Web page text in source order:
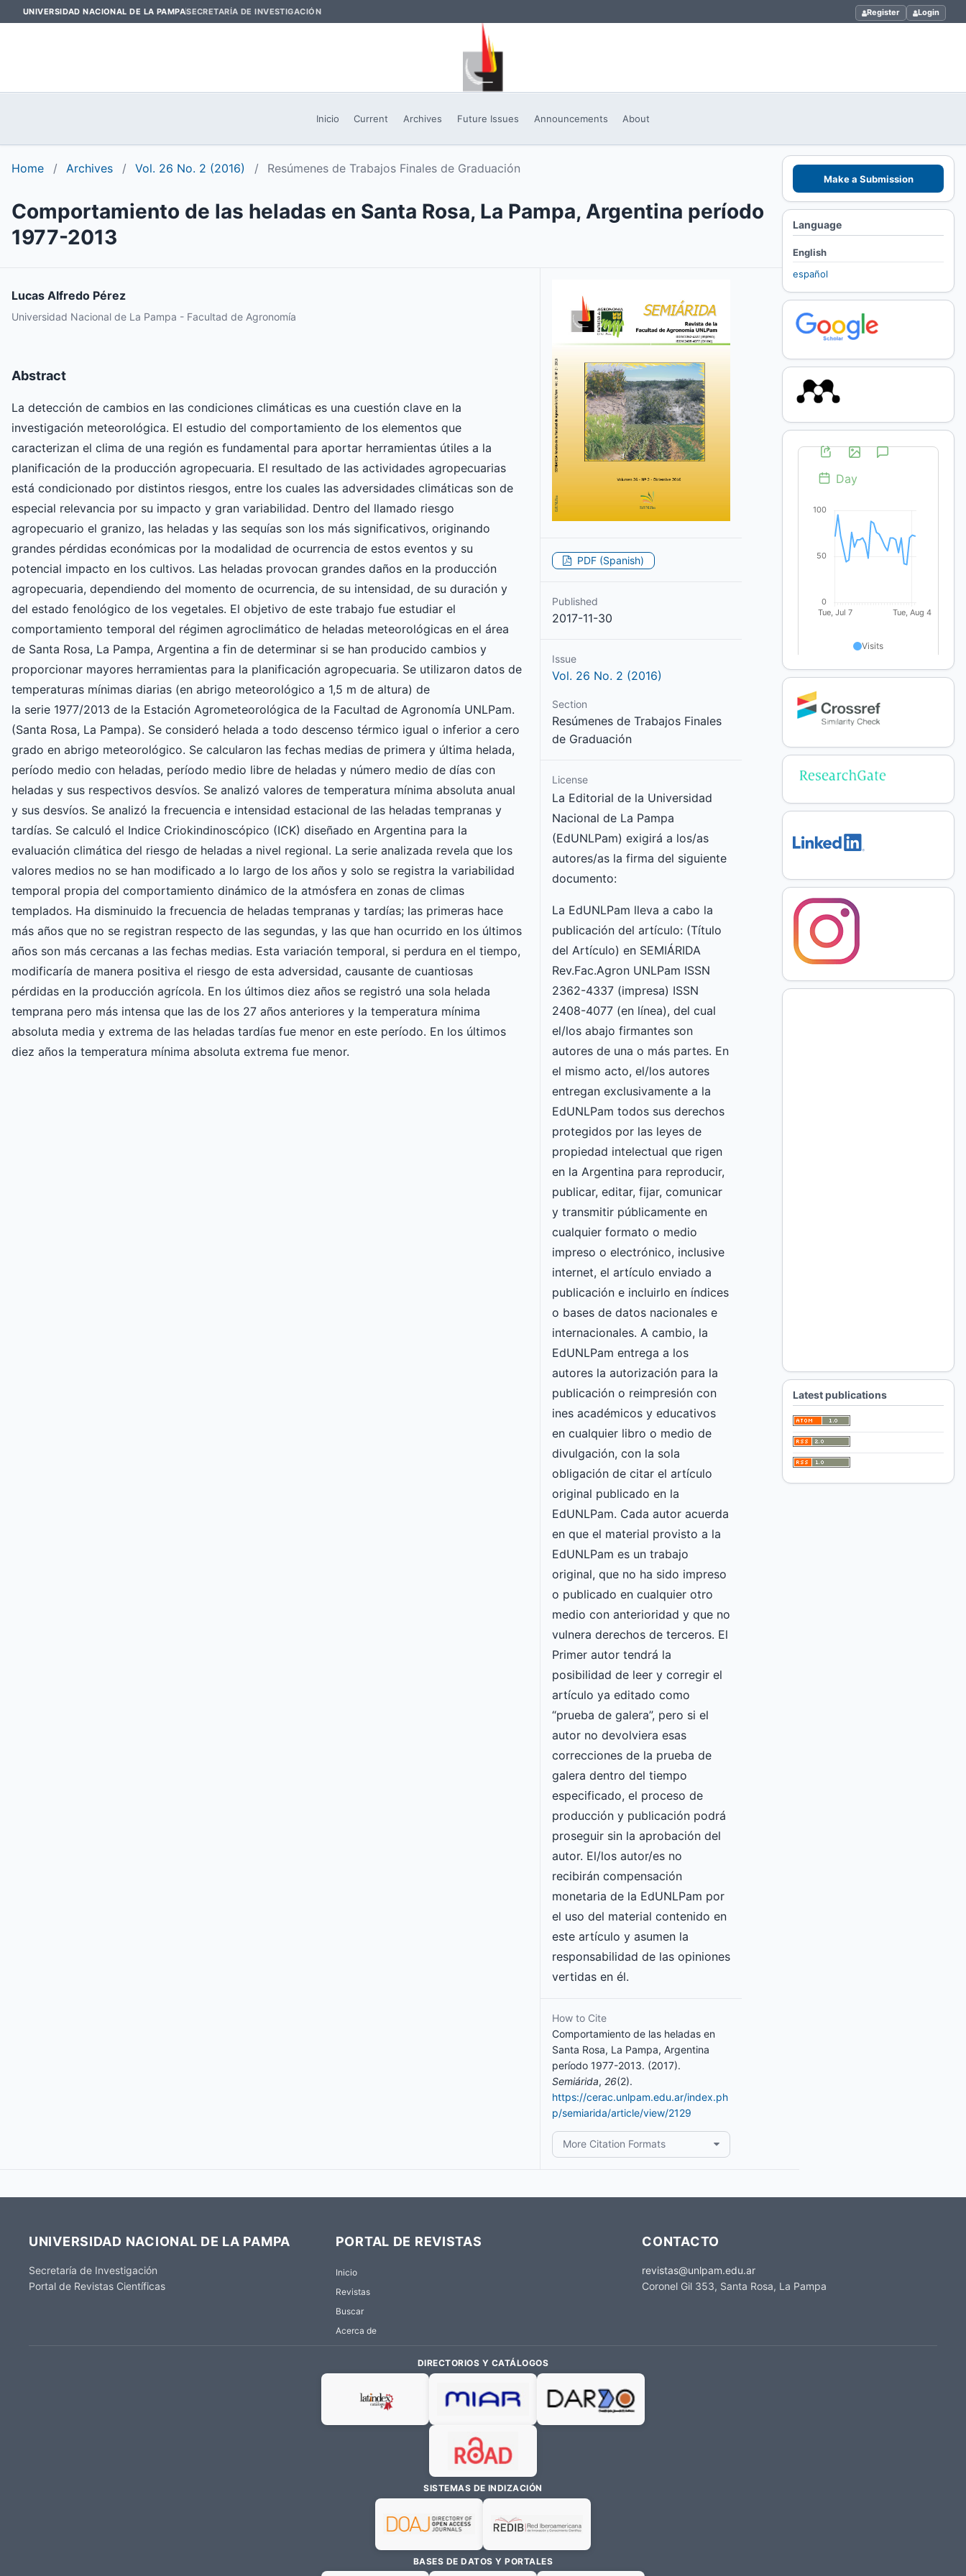
UNIVERSIDAD NACIONAL DE LA PAMPASECRETARÍA DE INVESTIGACIÓN Register Login
Inicio Current Archives Future Issues Announcements About
Home / Archives / Vol. 26 No. 2 (2016) / Resúmenes de Trabajos Finales de Graduación
Comportamiento de las heladas en Santa Rosa, La Pampa, Argentina período
1977-2013
Lucas Alfredo Pérez
Universidad Nacional de La Pampa - Facultad de Agronomía
Abstract
La detección de cambios en las condiciones climáticas es una cuestión clave en la
investigación meteorológica. El estudio del comportamiento de los elementos que
caracterizan el clima de una región es fundamental para aportar herramientas útiles a la
planificación de la producción agropecuaria. El resultado de las actividades agropecuarias
está condicionado por distintos riesgos, entre los cuales las adversidades climáticas son de
especial relevancia por su impacto y gran variabilidad. Dentro del llamado riesgo
agropecuario el granizo, las heladas y las sequías son los más significativos, originando
grandes pérdidas económicas por la modalidad de ocurrencia de estos eventos y su
potencial impacto en los cultivos. Las heladas provocan grandes daños en la producción
agropecuaria, dependiendo del momento de ocurrencia, de su intensidad, de su duración y
del estado fenológico de los vegetales. El objetivo de este trabajo fue estudiar el
comportamiento temporal del régimen agroclimático de heladas meteorológicas en el área
de Santa Rosa, La Pampa, Argentina a fin de determinar si se han producido cambios y
proporcionar mayores herramientas para la planificación agropecuaria. Se utilizaron datos de
temperaturas mínimas diarias (en abrigo meteorológico a 1,5 m de altura) de
la serie 1977/2013 de la Estación Agrometeorológica de la Facultad de Agronomía UNLPam.
(Santa Rosa, La Pampa). Se consideró helada a todo descenso térmico igual o inferior a cero
grado en abrigo meteorológico. Se calcularon las fechas medias de primera y última helada,
período medio con heladas, período medio libre de heladas y número medio de días con
heladas y sus respectivos desvíos. Se analizó valores de temperatura mínima absoluta anual
y sus desvíos. Se analizó la frecuencia e intensidad estacional de las heladas tempranas y
tardías. Se calculó el Indice Criokindinoscópico (ICK) diseñado en Argentina para la
evaluación climática del riesgo de heladas a nivel regional. La serie analizada revela que los
valores medios no se han modificado a lo largo de los años y solo se registra la variabilidad
temporal propia del comportamiento dinámico de la atmósfera en zonas de climas
templados. Ha disminuido la frecuencia de heladas tempranas y tardías; las primeras hace
más años que no se registran respecto de las segundas, y las que han ocurrido en los últimos
años son más cercanas a las fechas medias. Esta variación temporal, si perdura en el tiempo,
modificaría de manera positiva el riesgo de esta adversidad, causante de cuantiosas
pérdidas en la producción agrícola. En los últimos diez años se registró una sola helada
temprana pero más intensa que las de los 27 años anteriores y la temperatura mínima
absoluta media y extrema de las heladas tardías fue menor en este período. En los últimos
diez años la temperatura mínima absoluta extrema fue menor.
PDF (Spanish)
Published
2017-11-30
Issue
Vol. 26 No. 2 (2016)
Section
Resúmenes de Trabajos Finales
de Graduación
License
La Editorial de la Universidad
Nacional de La Pampa
(EdUNLPam) exigirá a los/as
autores/as la firma del siguiente
documento:
La EdUNLPam lleva a cabo la
publicación del artículo: (Título
del Artículo) en SEMIÁRIDA
Rev.Fac.Agron UNLPam ISSN
2362-4337 (impresa) ISSN
2408-4077 (en línea), del cual
el/los abajo firmantes son
autores de una o más partes. En
el mismo acto, el/los autores
entregan exclusivamente a la
EdUNLPam todos sus derechos
protegidos por las leyes de
propiedad intelectual que rigen
en la Argentina para reproducir,
publicar, editar, fijar, comunicar
y transmitir públicamente en
cualquier formato o medio
impreso o electrónico, inclusive
internet, el artículo enviado a
publicación e incluirlo en índices
o bases de datos nacionales e
internacionales. A cambio, la
EdUNLPam entrega a los
autores la autorización para la
publicación o reimpresión con
ines académicos y educativos
en cualquier libro o medio de
divulgación, con la sola
obligación de citar el artículo
original publicado en la
EdUNLPam. Cada autor acuerda
en que el material provisto a la
EdUNLPam es un trabajo
original, que no ha sido impreso
o publicado en cualquier otro
medio con anterioridad y que no
vulnera derechos de terceros. El
Primer autor tendrá la
posibilidad de leer y corregir el
artículo ya editado como
“prueba de galera”, pero si el
autor no devolviera esas
correcciones de la prueba de
galera dentro del tiempo
especificado, el proceso de
producción y publicación podrá
proseguir sin la aprobación del
autor. El/los autor/es no
recibirán compensación
monetaria de la EdUNLPam por
el uso del material contenido en
este artículo y asumen la
responsabilidad de las opiniones
vertidas en él.
How to Cite
Comportamiento de las heladas en
Santa Rosa, La Pampa, Argentina
período 1977-2013. (2017).
Semiárida, 26(2).
https://cerac.unlpam.edu.ar/index.ph
p/semiarida/article/view/2129
More Citation Formats
Make a Submission
Language
English
español
Latest publications
UNIVERSIDAD NACIONAL DE LA PAMPA
Secretaría de Investigación
Portal de Revistas Científicas
PORTAL DE REVISTAS
Inicio
Revistas
Buscar
Acerca de
CONTACTO
revistas@unlpam.edu.ar
Coronel Gil 353, Santa Rosa, La Pampa
DIRECTORIOS Y CATÁLOGOS
SISTEMAS DE INDIZACIÓN
BASES DE DATOS Y PORTALES